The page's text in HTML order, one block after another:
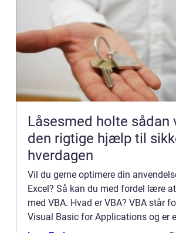
Låsesmed holte sådan vælger du
den rigtige hjælp til
hverdagen
Vil du gerne optimere din
Excel? Så kan du med fordel lære
med VBA. Hvad er VBA? VBA står
Visual Basic for Applications og er